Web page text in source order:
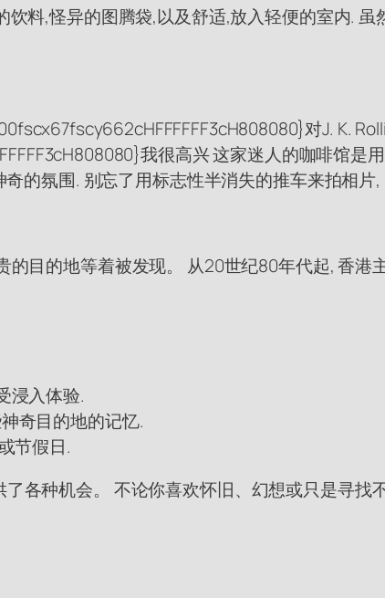
料,怪异的图腾袋,以及舒适,放入轻便的室内.
对J. K.
我很高兴 这家迷人的咖啡馆是
的氛围. 别忘了用标志性半消失的推车来拍相片,
目的地等着被发现。 从20世纪80年代起, 香港
浸入体验.
奇目的地的记忆.
节假日.
各种机会。 不论你喜欢怀旧、幻想或只是寻找